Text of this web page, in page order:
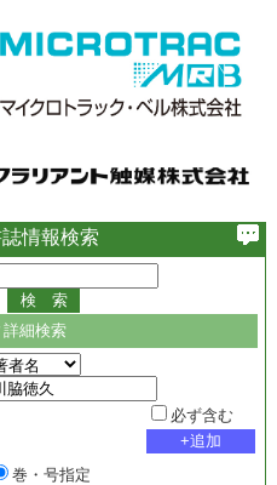
情報検索
細検索
必ず含む
巻・号指定